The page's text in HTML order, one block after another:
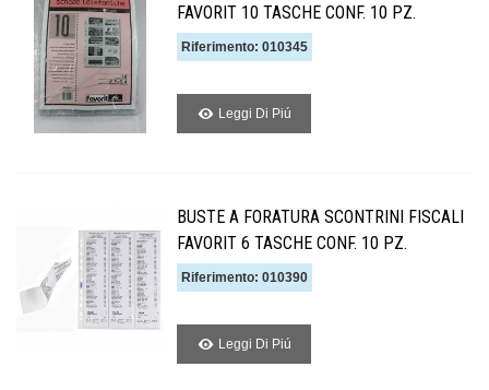
FAVORIT 10 TASCHE CONF. 10 PZ.
Riferimento: 010345
Leggi Di Piú
BUSTE A FORATURA SCONTRINI FISCALI
FAVORIT 6 TASCHE CONF. 10 PZ.
Riferimento: 010390
Leggi Di Piú